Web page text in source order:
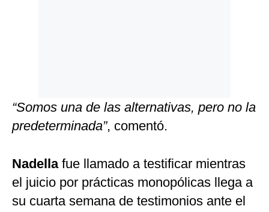
“Somos una de las alternativas, pero no la
predeterminada”, comentó.
Nadella fue llamado a testificar mientras
el juicio por prácticas monopólicas llega a
su cuarta semana de testimonios ante el